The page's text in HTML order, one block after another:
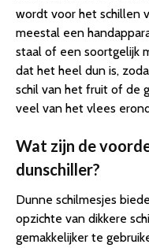
wordt voor het schillen
meestal een
staal of een soortgelijk
dat het heel dun is,
schil van het fruit of de
veel van het vlees
Wat zijn de
dunschiller?
Dunne schilmesjes
opzichte van dikkere
gemakkelijker te